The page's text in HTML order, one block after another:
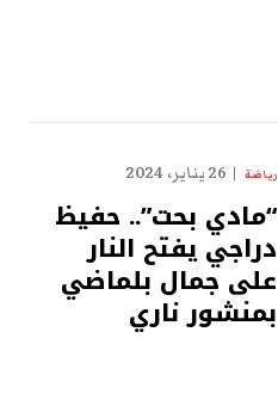
رياضة 26 يناير، 2024
“مادي بحت”.. حفيظ
دراجي يفتح النار
على جمال بلماضي
بمنشور ناري